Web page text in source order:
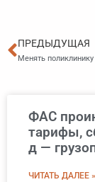
Пред
ПРЕДЫДУЩАЯ
ФАС
тарифы,
д —
ЧИТАТЬ ДАЛЕЕ »